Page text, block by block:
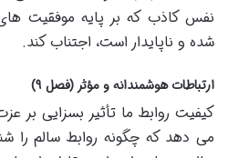
نفس کاذب که بر پایه موفقیت های
شده و ناپایدار است، اجتناب کند.
ارتباطات هوشمندانه و مؤثر (فصل ۹)
کیفیت روابط ما تأثیر بسزایی بر
می دهد که چگونه روابط سالم را